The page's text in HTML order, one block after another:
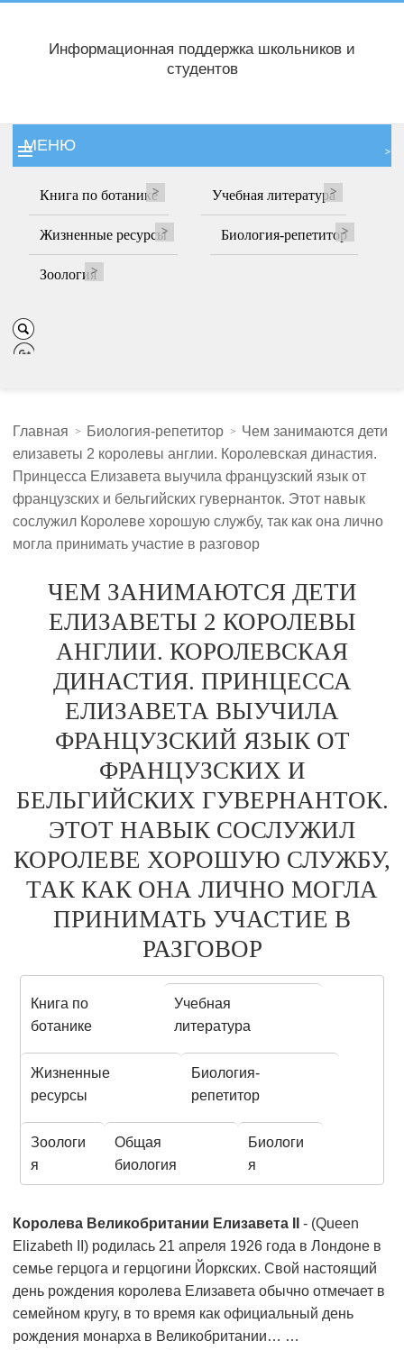
Информационная поддержка школьников и
студентов
МЕНЮ
Книга по ботанике Учебная литература
Жизненные ресурсы Биология-репетитор
Зоология
Главная Биология-репетитор
Чем занимаются дети
елизаветы 2 королевы англии. Королевская династия.
Принцесса Елизавета выучила французский язык от
французских и бельгийских гувернанток. Этот навык
сослужил Королеве хорошую службу, так как она лично
могла принимать участие в разговор
ЧЕМ ЗАНИМАЮТСЯ ДЕТИ
ЕЛИЗАВЕТЫ 2 КОРОЛЕВЫ
АНГЛИИ. КОРОЛЕВСКАЯ
ДИНАСТИЯ. ПРИНЦЕССА
ЕЛИЗАВЕТА ВЫУЧИЛА
ФРАНЦУЗСКИЙ ЯЗЫК ОТ
ФРАНЦУЗСКИХ И
БЕЛЬГИЙСКИХ ГУВЕРНАНТОК.
ЭТОТ НАВЫК СОСЛУЖИЛ
КОРОЛЕВЕ ХОРОШУЮ СЛУЖБУ,
ТАК КАК ОНА ЛИЧНО МОГЛА
ПРИНИМАТЬ УЧАСТИЕ В
РАЗГОВОР
Книга по
ботанике
Учебная
литература
Жизненные
ресурсы
Биология-
репетитор
Зоологи
я
Общая
биология
Биологи
я
Королева Великобритании Елизавета II - (Queen
Elizabeth II) родилась 21 апреля 1926 года в Лондоне в
семье герцога и герцогини Йоркских. Свой настоящий
день рождения королева Елизавета обычно отмечает в
семейном кругу, в то время как официальный день
рождения монарха в Великобритании… …